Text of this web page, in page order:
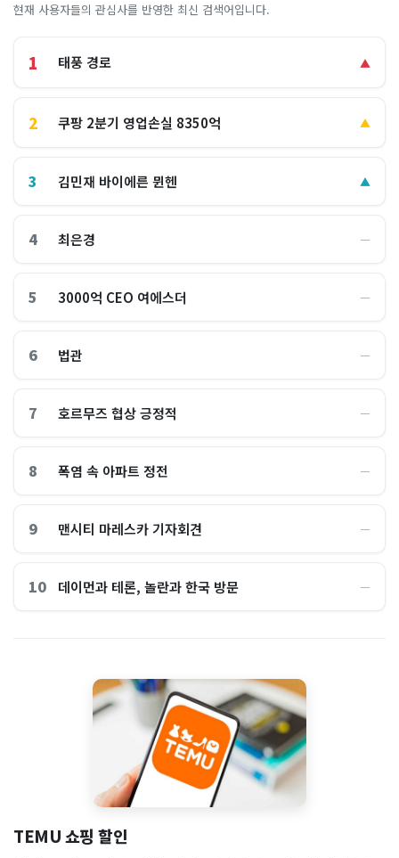
현재 사용자들의 관심사를 반영한 최신 검색어입니다.
1 태풍 경로 ▲
2 쿠팡 2분기 영업손실 8350억 ▲
3 김민재 바이에른 뮌헨 ▲
4 최은경 ―
5 3000억 CEO 여에스더 ―
6 법관 ―
7 호르무즈 협상 긍정적 ―
8 폭염 속 아파트 정전 ―
9 맨시티 마레스카 기자회견 ―
10 데이먼과 테론, 놀란과 한국 방문 ―
TEMU 쇼핑 할인